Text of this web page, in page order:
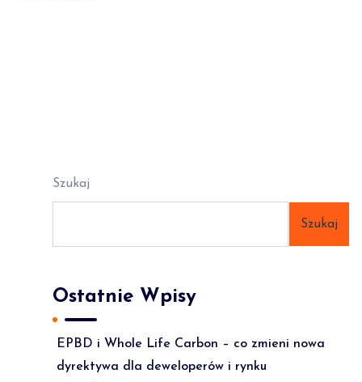
Szukaj
Szukaj
Ostatnie Wpisy
EPBD i Whole Life Carbon – co zmieni nowa
dyrektywa dla deweloperów i rynku